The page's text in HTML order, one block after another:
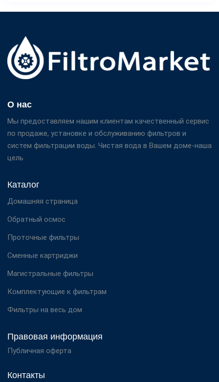
О нас
Мы предоставляем нашим клиентам качественный сервис
по продаже, установке и обслуживанию фильтров и
систем фильтрации воды. Чистая вода в Вашем доме-наша
цель.
Каталог
Домашняя страница
Обратный осмос
Проточные фильтры
Сменные картриджи
Магистральные фильтры
Комплектующие к фильтрам
Фильтры на весь дом
Правовая информация
Публичная оферта
Контакты